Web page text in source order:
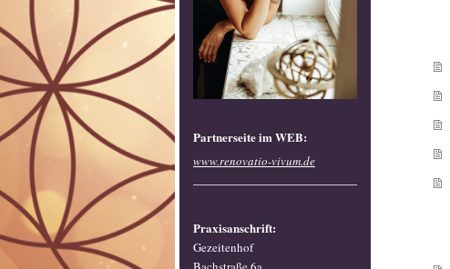
Partnerseite im WEB:
www.renovatio-vivum.de
Praxisanschrift:
Gezeitenhof